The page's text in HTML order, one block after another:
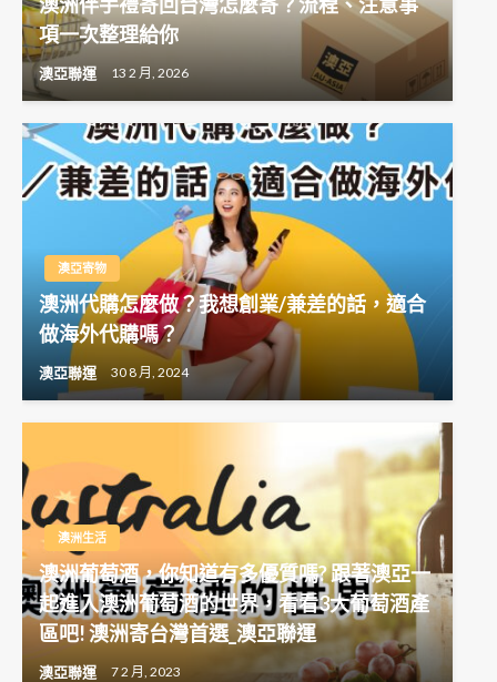
項一次整理給你
澳亞聯運 13 2 月, 2026
澳亞寄物
澳洲代購怎麼做？我想創業/兼差的話，適合
做海外代購嗎？
澳亞聯運 30 8 月, 2024
澳洲生活
澳洲葡萄酒，你知道有多優質嗎? 跟著澳亞一
起進入澳洲葡萄酒的世界，看看3大葡萄酒產
區吧! 澳洲寄台灣首選_澳亞聯運
澳亞聯運 7 2 月, 2023